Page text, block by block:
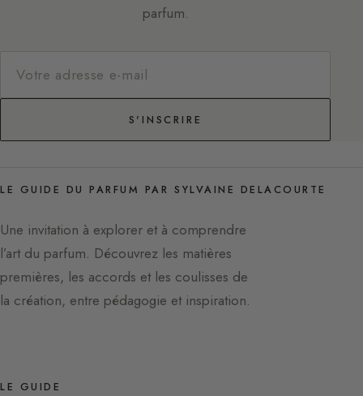
parfum.
S'INSCRIRE
LE GUIDE DU PARFUM PAR SYLVAINE DELACOURTE
Une invitation à explorer et à comprendre
l’art du parfum. Découvrez les matières
premières, les accords et les coulisses de
la création, entre pédagogie et inspiration.
LE GUIDE